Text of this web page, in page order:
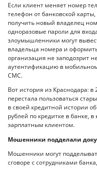
Если клиент меняет номер
телефон от банковской
получить новый владелец
одноразовые пароли для
злоумышленники могут
владельца номера и
организация не заподозрит
аутентификацию в
СМС.
Вот история из Краснодара:
перестала пользоваться
в своей кредитной истории
рублей по кредитке в банке,
зарплатным клиентом.
Мошенники подделали
Мошенники могут
сговоре с сотрудниками